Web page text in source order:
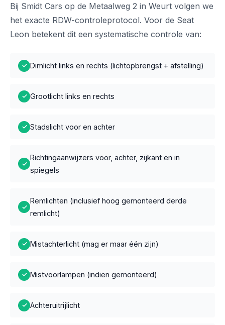
Bij Smidt Cars op de Metaalweg 2 in Weurt volgen we
het exacte RDW-controleprotocol. Voor de Seat
Leon betekent dit een systematische controle van:
✓ Dimlicht links en rechts (lichtopbrengst + afstelling)
✓ Grootlicht links en rechts
✓ Stadslicht voor en achter
✓
Richtingaanwijzers voor, achter, zijkant en in
spiegels
✓
Remlichten (inclusief hoog gemonteerd derde
remlicht)
✓ Mistachterlicht (mag er maar één zijn)
✓ Mistvoorlampen (indien gemonteerd)
✓ Achteruitrijlicht